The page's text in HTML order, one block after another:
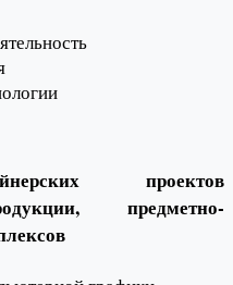
проектов
предметно-